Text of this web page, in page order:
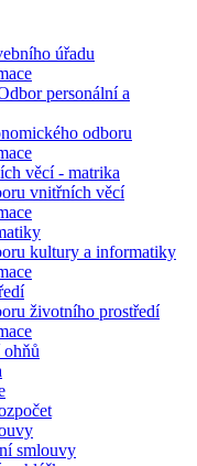
úřadu
personální a
odboru
věcí - matrika
vnitřních věcí
kultury a informatiky
životního prostředí
ohňů
smlouvy